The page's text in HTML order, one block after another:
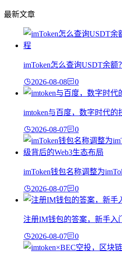
最新文章
imToken怎么查询USDT余
2026-08-08 0
imtoken与百度，数字时代
2026-08-07 0
imToken钱包名称调整为
2026-08-07 0
注册IM钱包的答案，新手入
2026-08-07 0